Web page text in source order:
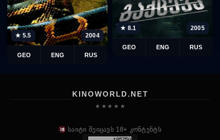
★ 5.5 2004
GEO ENG RUS
★ 8.1 2005
GEO ENG RUS
KINOWORLD.NET
★ ★ ★ ★ ★
საიტი შეიცავს 18+ კონტენტს